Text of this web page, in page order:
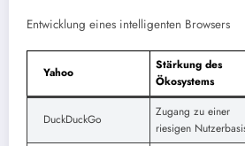
Entwicklung eines intelligenten Browsers
Yahoo
Stärkung des
Ökosystems
DuckDuckGo
Zugang zu einer
riesigen